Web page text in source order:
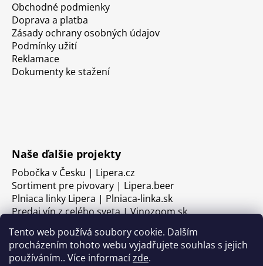
Tento web používá soubory cookie. Dalším
procházením tohoto webu vyjadřujete souhlas s jejich
používáním.. Více informacízde.
Obchodné podmienky
Doprava a platba
Zásady ochrany osobných údajov
Podmínky užití
Reklamace
Dokumenty ke stažení
Naše ďalšie projekty
Pobočka v Česku | Lipera.cz
Sortiment pre pivovary | Lipera.beer
Plniaca linky Lipera | Plniaca-linka.sk
Predaj vín z celého sveta | Vinozoom.sk